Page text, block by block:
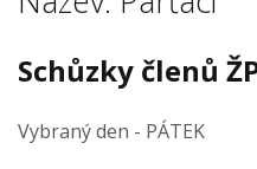
Schůzky členů
Vybraný den - PÁTEK